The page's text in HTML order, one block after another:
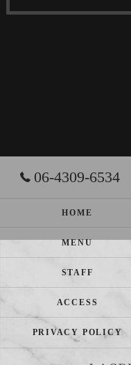
06-4309-6534
HOME
MENU
STAFF
ACCESS
PRIVACY POLICY